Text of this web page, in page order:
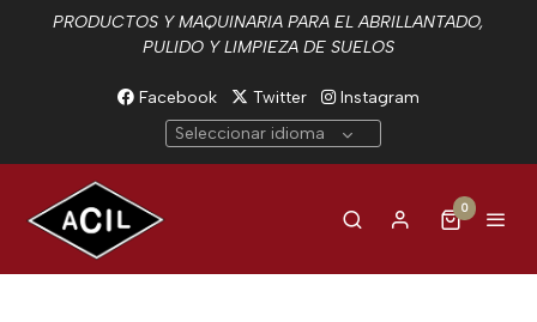
PRODUCTOS Y MAQUINARIA PARA EL ABRILLANTADO,
PULIDO Y LIMPIEZA DE SUELOS
Facebook Twitter
Instagram
Seleccionar idioma
0